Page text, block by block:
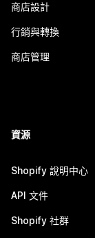
商店設計
行銷與轉換
商店管理
資源
Shopify 說明中心
API 文件
Shopify 社群